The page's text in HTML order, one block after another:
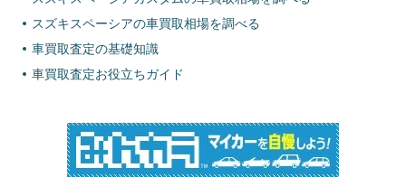
スズキスペーシアの車買取相場を調べる
車買取査定の基礎知識
車買取査定お役立ちガイド